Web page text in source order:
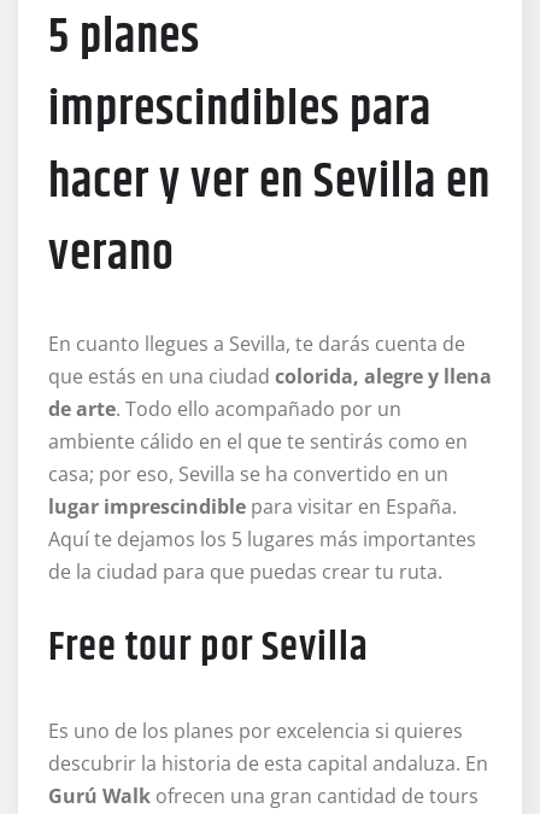
5 planes
imprescindibles para
hacer y ver en Sevilla en
verano
En cuanto llegues a Sevilla, te darás cuenta de
que estás en una ciudad colorida, alegre y llena
de arte. Todo ello acompañado por un
ambiente cálido en el que te sentirás como en
casa; por eso, Sevilla se ha convertido en un
lugar imprescindible para visitar en España.
Aquí te dejamos los 5 lugares más importantes
de la ciudad para que puedas crear tu ruta.
Free tour por Sevilla
Es uno de los planes por excelencia si quieres
descubrir la historia de esta capital andaluza. En
Gurú Walk ofrecen una gran cantidad de tours